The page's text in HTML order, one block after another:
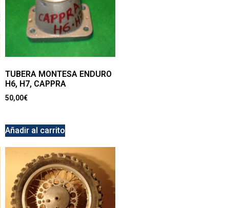
TUBERA MONTESA ENDURO
H6, H7, CAPPRA
50,00€
Añadir al carrito